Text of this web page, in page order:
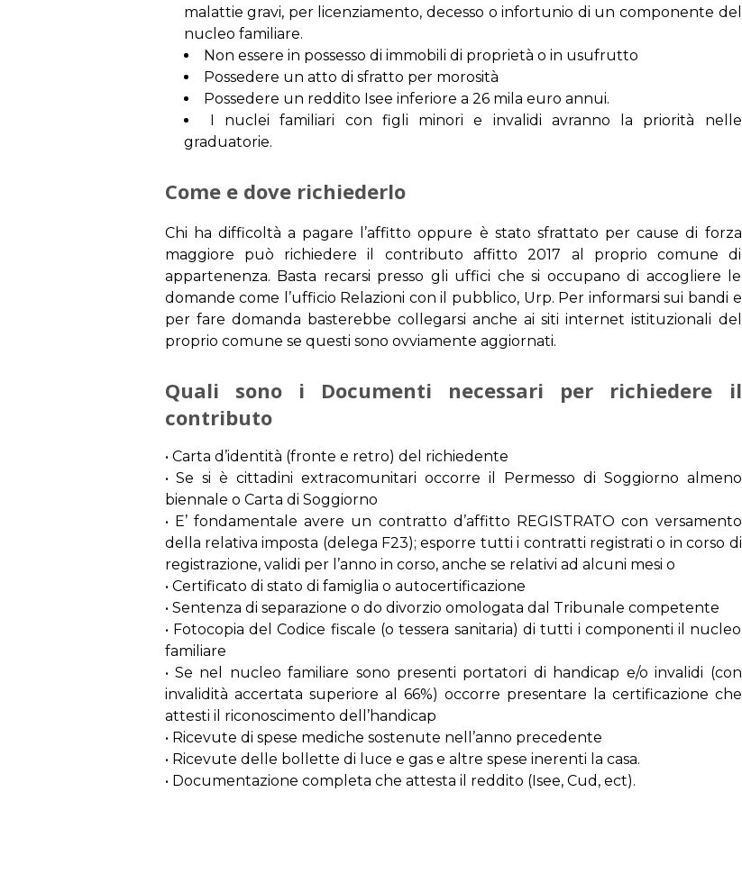
malattie gravi, per licenziamento, decesso o infortunio di un componente del
nucleo familiare.
Non essere in possesso di immobili di proprietà o in usufrutto
Possedere un atto di sfratto per morosità
Possedere un reddito Isee inferiore a 26 mila euro annui.
I nuclei familiari con figli minori e invalidi avranno la priorità nelle
graduatorie.
Come e dove richiederlo
Chi ha difficoltà a pagare l’affitto oppure è stato sfrattato per cause di forza
maggiore può richiedere il contributo affitto 2017 al proprio comune di
appartenenza. Basta recarsi presso gli uffici che si occupano di accogliere le
domande come l’ufficio Relazioni con il pubblico, Urp. Per informarsi sui bandi e
per fare domanda basterebbe collegarsi anche ai siti internet istituzionali del
proprio comune se questi sono ovviamente aggiornati.
Quali sono i Documenti necessari per richiedere il
contributo
• Carta d’identità (fronte e retro) del richiedente
• Se si è cittadini extracomunitari occorre il Permesso di Soggiorno almeno
biennale o Carta di Soggiorno
• E’ fondamentale avere un contratto d’affitto REGISTRATO con versamento
della relativa imposta (delega F23); esporre tutti i contratti registrati o in corso di
registrazione, validi per l’anno in corso, anche se relativi ad alcuni mesi o
• Certificato di stato di famiglia o autocertificazione
• Sentenza di separazione o do divorzio omologata dal Tribunale competente
• Fotocopia del Codice fiscale (o tessera sanitaria) di tutti i componenti il nucleo
familiare
• Se nel nucleo familiare sono presenti portatori di handicap e/o invalidi (con
invalidità accertata superiore al 66%) occorre presentare la certificazione che
attesti il riconoscimento dell’handicap
• Ricevute di spese mediche sostenute nell’anno precedente
• Ricevute delle bollette di luce e gas e altre spese inerenti la casa.
• Documentazione completa che attesta il reddito (Isee, Cud, ect).